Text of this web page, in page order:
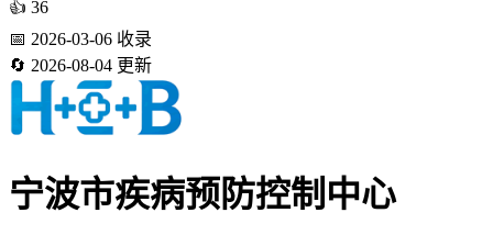
👍 36
📅 2026-03-06 收录
🔄 2026-08-04 更新
宁波市疾病预防控制中心